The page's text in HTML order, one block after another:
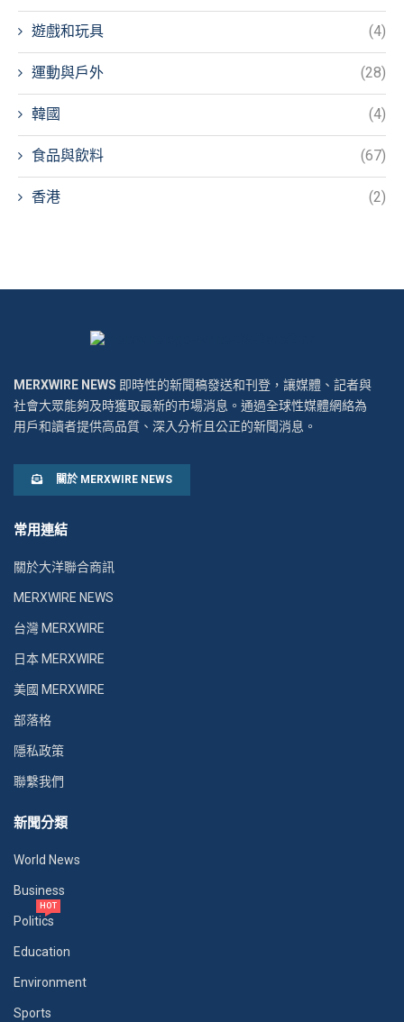
遊戲和玩具 (4)
運動與戶外 (28)
韓國 (4)
食品與飲料 (67)
香港 (2)
MERXWIRE NEWS 即時性的新聞稿發送和刊登，讓媒體、記者與
社會大眾能夠及時獲取最新的市場消息。通過全球性媒體網絡為
用戶和讀者提供高品質、深入分析且公正的新聞消息。
關於 MERXWIRE NEWS
常用連結
關於大洋聯合商訊
MERXWIRE NEWS
台灣 MERXWIRE
日本 MERXWIRE
美國 MERXWIRE
部落格
隱私政策
聯繫我們
新聞分類
World News
Business
Politics
HOT
Education
Environment
Sports